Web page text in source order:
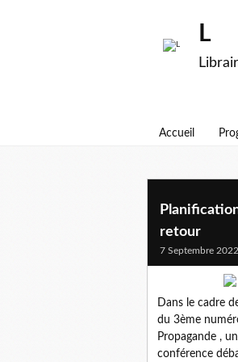
L
Accueil
retour
7 Septembre 2022
Dans le cadre
du 3ème
Propagande ,
conférence